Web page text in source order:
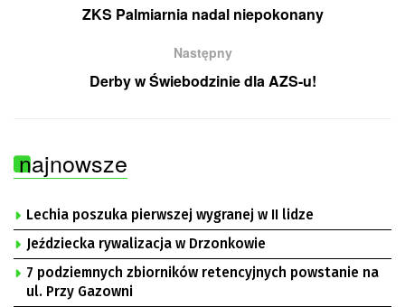
ZKS Palmiarnia nadal niepokonany
Następny
Derby w Świebodzinie dla AZS-u!
najnowsze
Lechia poszuka pierwszej wygranej w II lidze
Jeździecka rywalizacja w Drzonkowie
7 podziemnych zbiorników retencyjnych powstanie na
ul. Przy Gazowni